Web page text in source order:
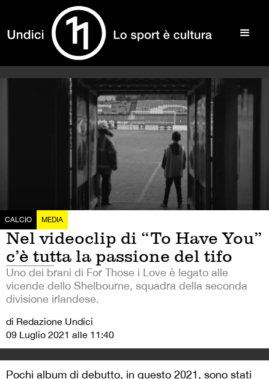
CALCIO MEDIA
Nel videoclip di “To Have You”
c’è tutta la passione del tifo
Uno dei brani di For Those i Love è legato alle
vicende dello Shelbourne, squadra della seconda
divisione irlandese.
di Redazione Undici
09 Luglio 2021 alle 11:40
Pochi album di debutto, in questo 2021, sono stati